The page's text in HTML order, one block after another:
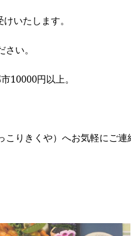
いたします。
い。
10000円以上。
りきくや）へお気軽にご連